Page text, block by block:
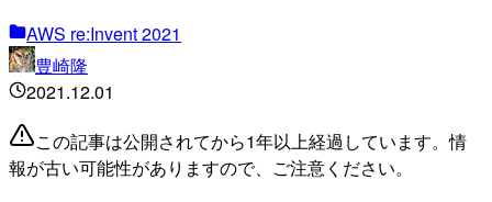
AWS re:Invent 2021
豊崎隆
2021.12.01
この記事は公開されてから1年以上経過しています。情
報が古い可能性がありますので、ご注意ください。